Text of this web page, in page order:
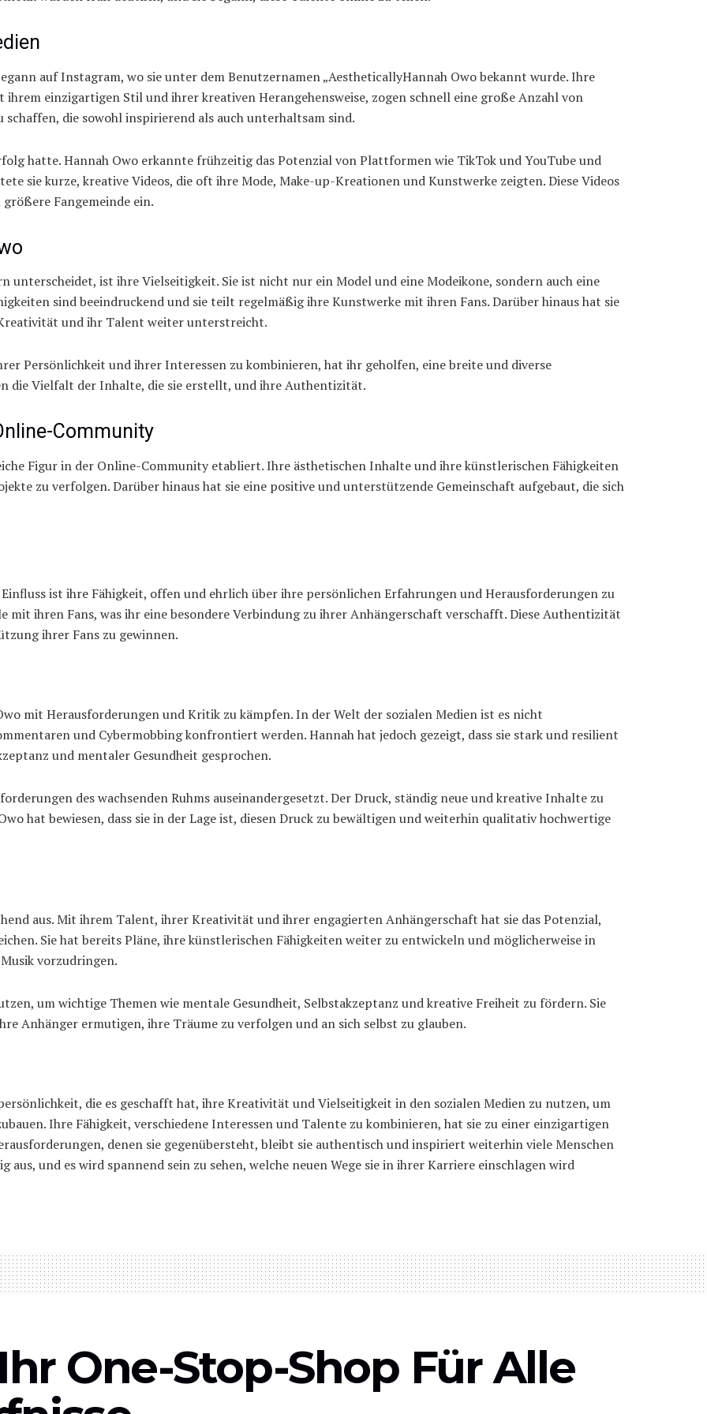
auf Instagram, wo sie unter dem Benutzernamen „AestheticallyHannah Owo bekannt wurde. Ihre
einzigartigen Stil und ihrer kreativen Herangehensweise, zogen schnell eine große Anzahl von
die sowohl inspirierend als auch unterhaltsam sind.
hatte. Hannah Owo erkannte frühzeitig das Potenzial von Plattformen wie TikTok und YouTube und
sie kurze, kreative Videos, die oft ihre Mode, Make-up-Kreationen und Kunstwerke zeigten. Diese Videos
Fangemeinde ein.
unterscheidet, ist ihre Vielseitigkeit. Sie ist nicht nur ein Model und eine Modeikone, sondern auch eine
sind beeindruckend und sie teilt regelmäßig ihre Kunstwerke mit ihren Fans. Darüber hinaus hat sie
und ihr Talent weiter unterstreicht.
Persönlichkeit und ihrer Interessen zu kombinieren, hat ihr geholfen, eine breite und diverse
die Vielfalt der Inhalte, die sie erstellt, und ihre Authentizität.
Community
Figur in der Online-Community etabliert. Ihre ästhetischen Inhalte und ihre künstlerischen Fähigkeiten
zu verfolgen. Darüber hinaus hat sie eine positive und unterstützende Gemeinschaft aufgebaut, die sich
ist ihre Fähigkeit, offen und ehrlich über ihre persönlichen Erfahrungen und Herausforderungen zu
mit ihren Fans, was ihr eine besondere Verbindung zu ihrer Anhängerschaft verschafft. Diese Authentizität
ihrer Fans zu gewinnen.
mit Herausforderungen und Kritik zu kämpfen. In der Welt der sozialen Medien ist es nicht
und Cybermobbing konfrontiert werden. Hannah hat jedoch gezeigt, dass sie stark und resilient
und mentaler Gesundheit gesprochen.
des wachsenden Ruhms auseinandergesetzt. Der Druck, ständig neue und kreative Inhalte zu
hat bewiesen, dass sie in der Lage ist, diesen Druck zu bewältigen und weiterhin qualitativ hochwertige
aus. Mit ihrem Talent, ihrer Kreativität und ihrer engagierten Anhängerschaft hat sie das Potenzial,
Sie hat bereits Pläne, ihre künstlerischen Fähigkeiten weiter zu entwickeln und möglicherweise in
vorzudringen.
um wichtige Themen wie mentale Gesundheit, Selbstakzeptanz und kreative Freiheit zu fördern. Sie
Anhänger ermutigen, ihre Träume zu verfolgen und an sich selbst zu glauben.
die es geschafft hat, ihre Kreativität und Vielseitigkeit in den sozialen Medien zu nutzen, um
Ihre Fähigkeit, verschiedene Interessen und Talente zu kombinieren, hat sie zu einer einzigartigen
denen sie gegenübersteht, bleibt sie authentisch und inspiriert weiterhin viele Menschen
und es wird spannend sein zu sehen, welche neuen Wege sie in ihrer Karriere einschlagen wird
One-Stop-Shop Für Alle